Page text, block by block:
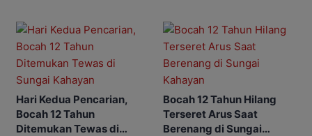
Hari Kedua Pencarian,
Bocah 12 Tahun
Ditemukan Tewas di
Bocah 12 Tahun Hilang
Terseret Arus Saat
Berenang di Sungai